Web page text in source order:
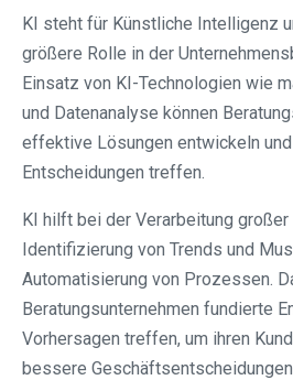
KI steht für Künstliche Intelligenz
größere Rolle in der
Einsatz von KI-Technologien wie
und Datenanalyse können
effektive Lösungen entwickeln
Entscheidungen treffen.
KI hilft bei der Verarbeitung
Identifizierung von Trends und
Automatisierung von Prozessen.
Beratungsunternehmen fundierte
Vorhersagen treffen, um ihren
bessere